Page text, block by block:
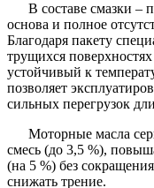
В составе смазки –
основа и полное
Благодаря пакету
трущихся
устойчивый к
позволяет
сильных перегрузок
Моторные масла
смесь (до 3,5 %),
(на 5 %) без
снижать трение.